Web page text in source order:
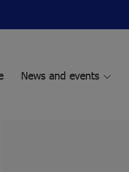
News and events